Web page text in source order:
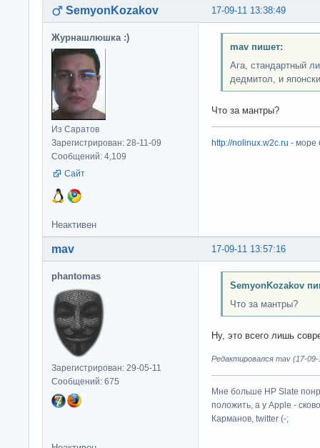
17-09-11 13:38:49
SemyonKozakov
Журнашлюшка :)
Из Саратов
Зарегистрирован: 28-11-09
Сообщений: 4,109
Сайт
mav пишет:
Ага, стандартный
дедмитол, и
Что за мантры?
http://nolinux.w2c.ru - море
Неактивен
17-09-11 13:57:16
mav
phantomas
Зарегистрирован: 29-05-11
Сообщений: 675
SemyonKozakov
Что за мантры?
Ну, это всего лишь
Редактировался mav (17-09-
Мне больше HP Slate
положить, а у Apple -
Карманов, twitter (-;